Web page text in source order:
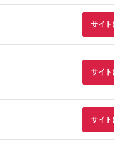
白焼
1744-1 うなぎ問屋
の 備長炭手焼 うな
サイト
サイト
サイト